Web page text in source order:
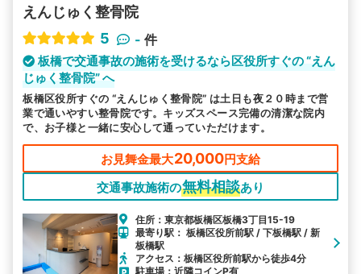
えんじゅく整骨院
5
- 件
板橋で交通事故の施術を受けるなら区役所すぐの “えん
じゅく整骨院” へ
板橋区役所すぐの “えんじゅく整骨院” は土日も夜２０時まで営
業で通いやすい整骨院です。キッズスペース完備の清潔な院内
で、お子様と一緒に安心して通っていただけます。
お見舞金最大20,000円支給
交通事故施術の無料相談あり
住所：東京都板橋区板橋3丁目15-19
最寄り駅： 板橋区役所前駅 / 下板橋駅 / 新
板橋駅
アクセス：板橋区役所前駅から徒歩4分
駐車場：近隣コインP有